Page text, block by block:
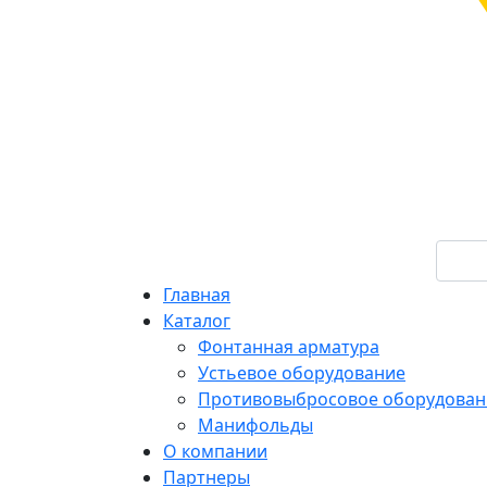
Главная
Каталог
Фонтанная арматура
Устьевое оборудование
Противовыбросовое
Манифольды
О компании
Партнеры